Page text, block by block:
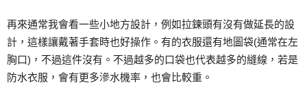
再來通常我會看一些小地方設計，例如拉鍊頭有沒有做延長的設
計，這樣讓戴著手套時也好操作。有的衣服還有地圖袋(通常在左
胸口)，不過這件沒有。不過越多的口袋也代表越多的縫線，若是
防水衣服，會有更多滲水機率，也會比較重。